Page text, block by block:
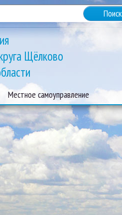
Щёлково
Местное самоуправление